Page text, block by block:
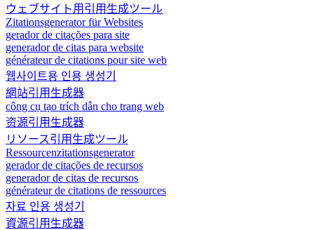
ウェブサイト用引用生成ツール
Zitationsgenerator für Websites
gerador de citações para site
generador de citas para website
générateur de citations pour site web
웹사이트용 인용 생성기
網站引用生成器
công cụ tạo trích dẫn cho trang web
资源引用生成器
リソース引用生成ツール
Ressourcenzitationsgenerator
gerador de citações de recursos
generador de citas de recursos
générateur de citations de ressources
자료 인용 생성기
資源引用生成器